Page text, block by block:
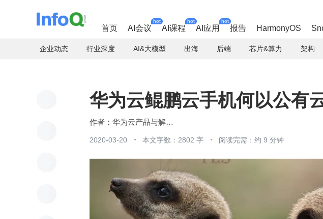
首页 AI会议
hot
AI课程
hot
AI应用
hot
报告 HarmonyOS
企业动态 行业深度 AI&大模型 出海 后端 芯片&算力 架构
华为云鲲鹏云手机何以公有
华为云产品与解决方案
2020-03-20 本文字数：2802 字 阅读完需：约 9 分钟